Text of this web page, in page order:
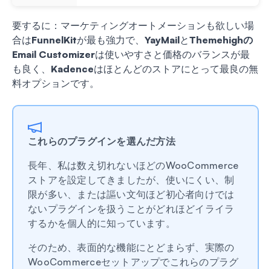
要するに：マーケティングオートメーションも欲しい場
合はFunnelKitが最も強力で、 YayMailとThemehighの
Email Customizerは使いやすさと価格のバランスが最
も良く、 Kadenceはほとんどのストアにとって最良の無
料オプションです。
これらのプラグインを選んだ方法
長年、私は数え切れないほどのWooCommerce
ストアを設定してきましたが、使いにくい、制
限が多い、または謳い文句ほど初心者向けでは
ないプラグインを扱うことがどれほどイライラ
するかを個人的に知っています。
そのため、表面的な機能にとどまらず、実際の
WooCommerceセットアップでこれらのプラグ